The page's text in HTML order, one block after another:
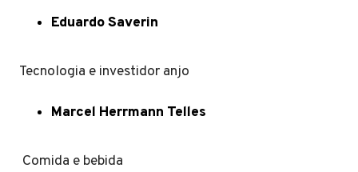
Eduardo Saverin
Tecnologia e investidor anjo
Marcel Herrmann Telles
Comida e bebida